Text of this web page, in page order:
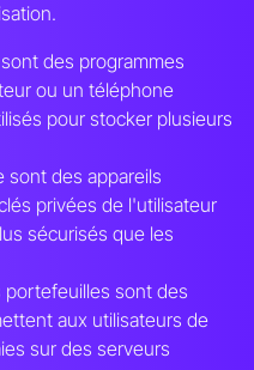
des programmes
ou un téléphone
pour stocker plusieurs
sont des appareils
privées de l'utilisateur
sécurisés que les
portefeuilles sont des
aux utilisateurs de
sur des serveurs